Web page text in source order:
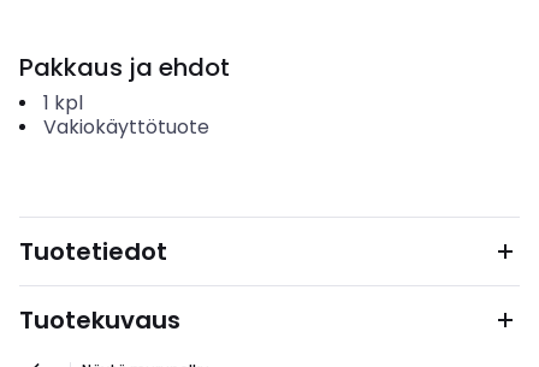
Pakkaus ja ehdot
1 kpl
Vakiokäyttötuote
Tuotetiedot
Tuotekuvaus